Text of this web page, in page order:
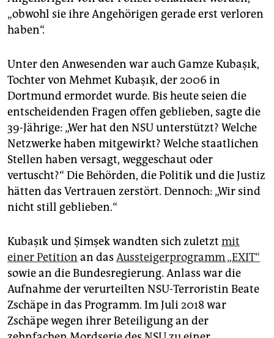
„obwohl sie ihre Angehörigen gerade erst verloren
haben“.
Unter den Anwesenden war auch Gamze Kubaşık,
Tochter von Mehmet Kubaşık, der 2006 in
Dortmund ermordet wurde. Bis heute seien die
entscheidenden Fragen offen geblieben, sagte die
39-Jährige: „Wer hat den NSU unterstützt? Welche
Netzwerke haben mitgewirkt? Welche staatlichen
Stellen haben versagt, weggeschaut oder
vertuscht?“ Die Behörden, die Politik und die Justiz
hätten das Vertrauen zerstört. Dennoch: „Wir sind
nicht still geblieben.“
Kubaşık und Şimşek wandten sich zuletzt mit
einer Petition an das Aussteigerprogramm „EXIT“
sowie an die Bundesregierung. Anlass war die
Aufnahme der verurteilten NSU-Terroristin Beate
Zschäpe in das Programm. Im Juli 2018 war
Zschäpe wegen ihrer Beteiligung an der